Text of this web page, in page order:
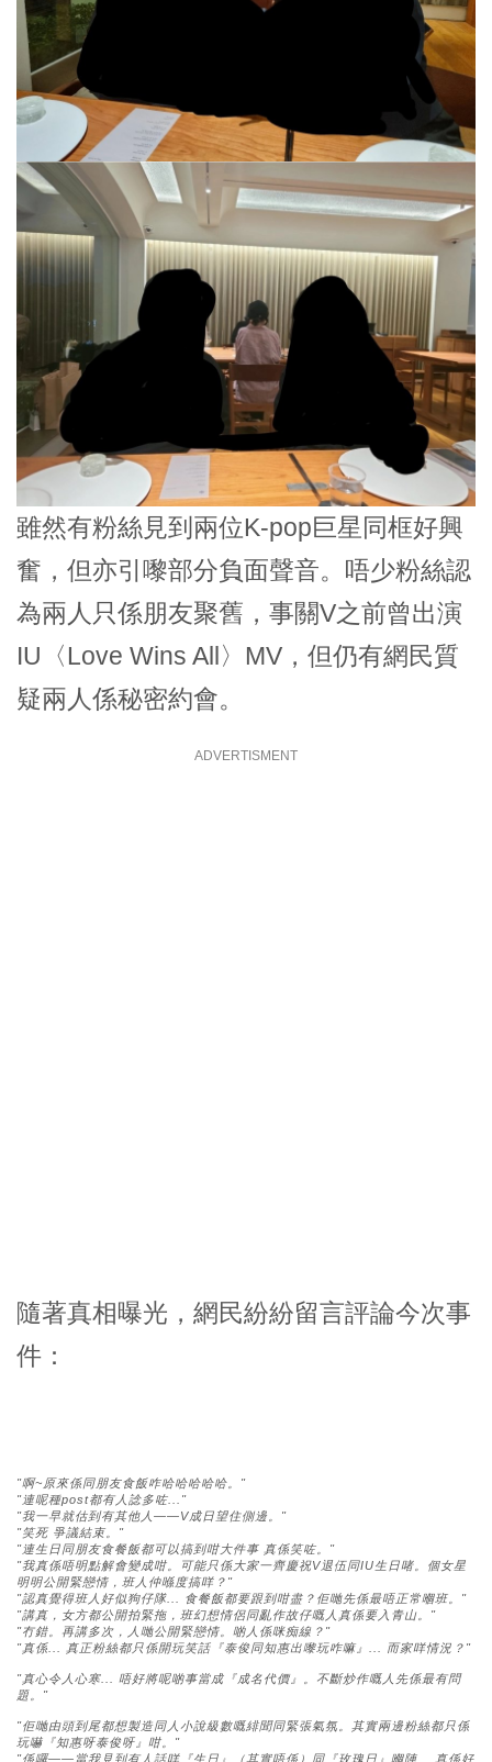
雖然有粉絲見到兩位K-pop巨星同框好興
奮，但亦引嚟部分負面聲音。唔少粉絲認
為兩人只係朋友聚舊，事關V之前曾出演
IU〈Love Wins All〉MV，但仍有網民質
疑兩人係秘密約會。
ADVERTISMENT
隨著真相曝光，網民紛紛留言評論今次事
件：
"啊~原來係同朋友食飯咋哈哈哈哈哈。"
"連呢種post都有人諗多咗..."
"我一早就估到有其他人——V成日望住側邊。"
"笑死 爭議結束。"
"連生日同朋友食餐飯都可以搞到咁大件事 真係笑咗。"
"我真係唔明點解會變成咁。可能只係大家一齊慶祝V退伍同IU生日啫。個女星
明明公開緊戀情，班人仲喺度搞咩？"
"認真覺得班人好似狗仔隊... 食餐飯都要跟到咁盡？佢哋先係最唔正常嗰班。"
"講真，女方都公開拍緊拖，班幻想情侶同亂作故仔嘅人真係要入青山。"
"冇錯。再講多次，人哋公開緊戀情。啲人係咪痴線？"
"真係... 真正粉絲都只係開玩笑話『泰俊同知惠出嚟玩咋嘛』... 而家咩情況？"
"真心令人心寒... 唔好將呢啲事當成『成名代價』。不斷炒作嘅人先係最有問
題。"
"佢哋由頭到尾都想製造同人小說級數嘅緋聞同緊張氣氛。其實兩邊粉絲都只係
玩嚇『知惠呀泰俊呀』咁。"
"係囉——當我見到有人話咩『生日』（其實唔係）同『玫瑰日』嗰陣... 真係好